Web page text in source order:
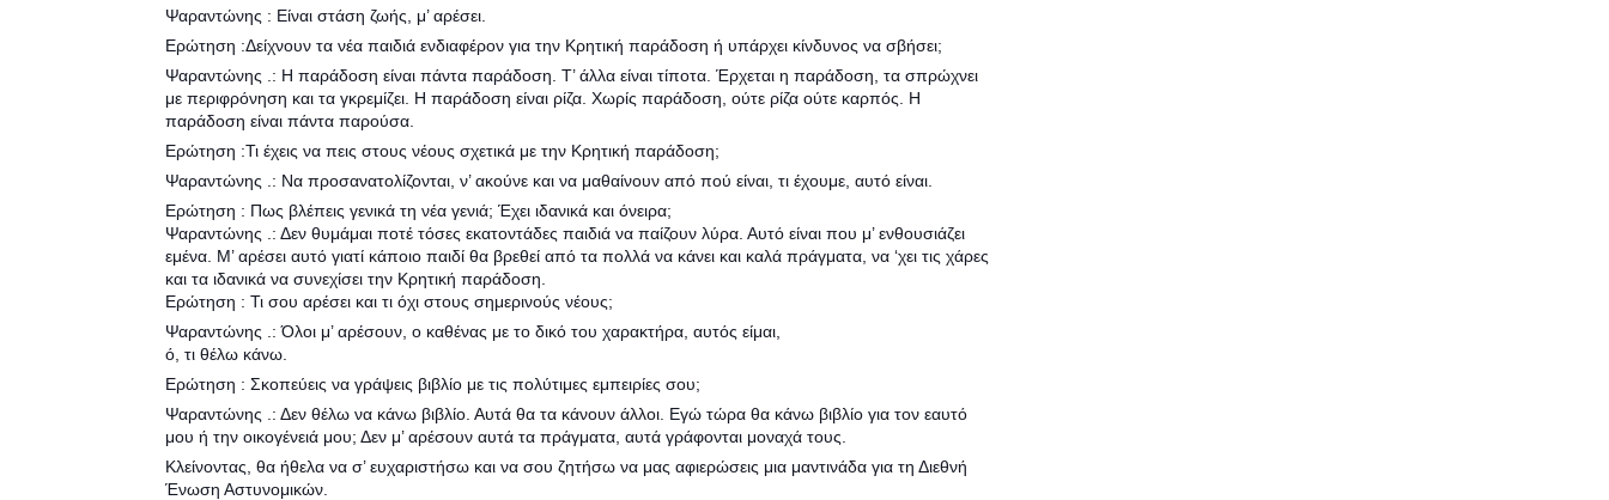
Ψαραντώνης : Είναι στάση ζωής, μ’ αρέσει.
Ερώτηση :Δείχνουν τα νέα παιδιά ενδιαφέρον για την Κρητική παράδοση ή υπάρχει κίνδυνος να σβήσει;
Ψαραντώνης .: Η παράδοση είναι πάντα παράδοση. Τ’ άλλα είναι τίποτα. Έρχεται η παράδοση, τα σπρώχνει
με περιφρόνηση και τα γκρεμίζει. Η παράδοση είναι ρίζα. Χωρίς παράδοση, ούτε ρίζα ούτε καρπός. Η
παράδοση είναι πάντα παρούσα.
Ερώτηση :Τι έχεις να πεις στους νέους σχετικά με την Κρητική παράδοση;
Ψαραντώνης .: Να προσανατολίζονται, ν’ ακούνε και να μαθαίνουν από πού είναι, τι έχουμε, αυτό είναι.
Ερώτηση : Πως βλέπεις γενικά τη νέα γενιά; Έχει ιδανικά και όνειρα;
Ψαραντώνης .: Δεν θυμάμαι ποτέ τόσες εκατοντάδες παιδιά να παίζουν λύρα. Αυτό είναι που μ’ ενθουσιάζει
εμένα. Μ’ αρέσει αυτό γιατί κάποιο παιδί θα βρεθεί από τα πολλά να κάνει και καλά πράγματα, να ‘χει τις χάρες
και τα ιδανικά να συνεχίσει την Κρητική παράδοση.
Ερώτηση : Τι σου αρέσει και τι όχι στους σημερινούς νέους;
Ψαραντώνης .: Όλοι μ’ αρέσουν, ο καθένας με το δικό του χαρακτήρα, αυτός είμαι,
ό, τι θέλω κάνω.
Ερώτηση : Σκοπεύεις να γράψεις βιβλίο με τις πολύτιμες εμπειρίες σου;
Ψαραντώνης .: Δεν θέλω να κάνω βιβλίο. Αυτά θα τα κάνουν άλλοι. Εγώ τώρα θα κάνω βιβλίο για τον εαυτό
μου ή την οικογένειά μου; Δεν μ’ αρέσουν αυτά τα πράγματα, αυτά γράφονται μοναχά τους.
Κλείνοντας, θα ήθελα να σ’ ευχαριστήσω και να σου ζητήσω να μας αφιερώσεις μια μαντινάδα για τη Διεθνή
Ένωση Αστυνομικών.